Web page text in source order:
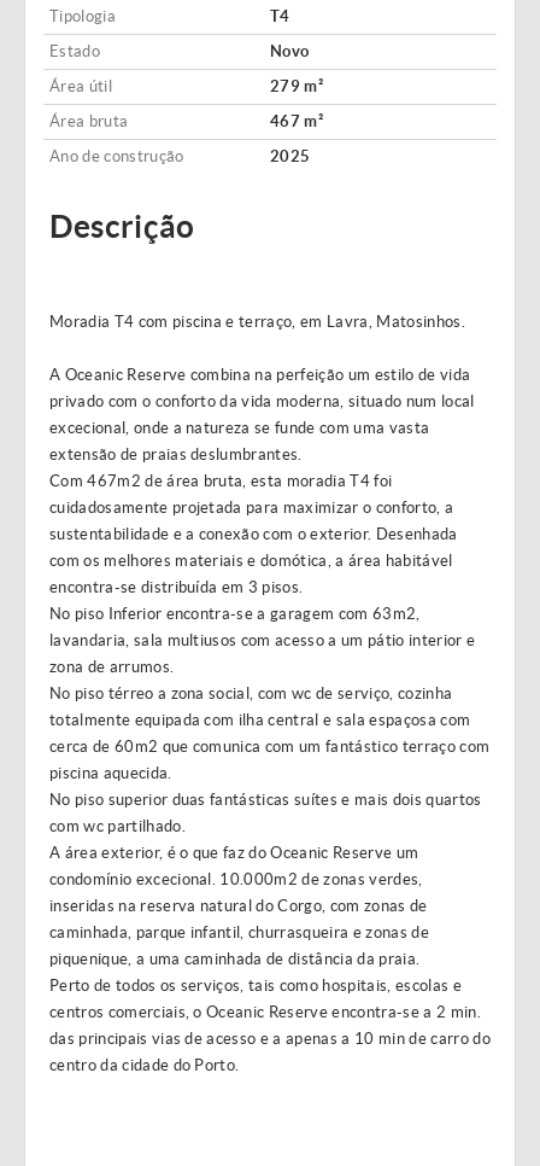
Tipologia
T4
Estado
Novo
Área útil
279 m²
Área bruta
467 m²
Ano de construção
2025
Descrição
Moradia T4 com piscina e terraço, em Lavra, Matosinhos.
A Oceanic Reserve combina na perfeição um estilo de vida
privado com o conforto da vida moderna, situado num local
excecional, onde a natureza se funde com uma vasta
extensão de praias deslumbrantes.
Com 467m2 de área bruta, esta moradia T4 foi
cuidadosamente projetada para maximizar o conforto, a
sustentabilidade e a conexão com o exterior. Desenhada
com os melhores materiais e domótica, a área habitável
encontra-se distribuída em 3 pisos.
No piso Inferior encontra-se a garagem com 63m2,
lavandaria, sala multiusos com acesso a um pátio interior e
zona de arrumos.
No piso térreo a zona social, com wc de serviço, cozinha
totalmente equipada com ilha central e sala espaçosa com
cerca de 60m2 que comunica com um fantástico terraço com
piscina aquecida.
No piso superior duas fantásticas suítes e mais dois quartos
com wc partilhado.
A área exterior, é o que faz do Oceanic Reserve um
condomínio excecional. 10.000m2 de zonas verdes,
inseridas na reserva natural do Corgo, com zonas de
caminhada, parque infantil, churrasqueira e zonas de
piquenique, a uma caminhada de distância da praia.
Perto de todos os serviços, tais como hospitais, escolas e
centros comerciais, o Oceanic Reserve encontra-se a 2 min.
das principais vias de acesso e a apenas a 10 min de carro do
centro da cidade do Porto.